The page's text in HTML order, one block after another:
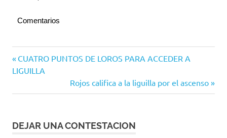
Comentarios
2019
Navegación
de
entradas
Entrada
anterior:
CUATRO PUNTOS DE LOROS PARA ACCEDER A
LIGUILLA
Siguiente
entrada:
Rojos califica a la liguilla por el ascenso
DEJAR UNA CONTESTACION